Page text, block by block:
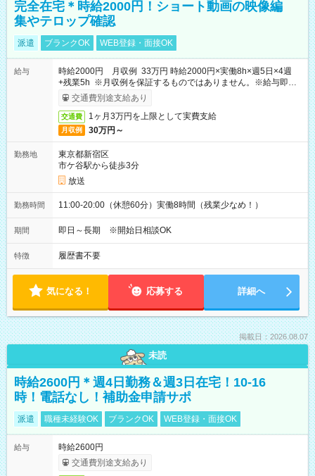
完全在宅＊時給2000円！ショート動画の映像編
集やテロップ確認
派遣 ブランクOK WEB登録・面接OK
給与
時給2000円 月収例 33万円 時給2000円×実働8h×週5日×4週
+残業5h ※月収例を保証するものではありません。※給与即受
取りサービス利用可（利用条件有）
交通費別途支給あり
交通費 1ヶ月3万円を上限として実費支給
月収例 30万円～
勤務地
東京都新宿区
市ケ谷駅から徒歩3分
放送
勤務時間 11:00-20:00（休憩60分）実働8時間（残業少なめ！）
期間 即日～長期 ※開始日相談OK
特徴 履歴書不要
気になる！ 応募する 詳細へ
掲載日：2026.08.07
未読
時給2600円＊週4日勤務＆週3日在宅！10-16
時！電話なし！補助金申請サポ
派遣 職種未経験OK ブランクOK WEB登録・面接OK
給与
時給2600円
交通費別途支給あり